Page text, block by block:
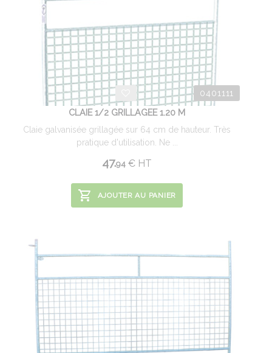
0401111
CLAIE 1/2 GRILLAGEE 1.20 M
Claie galvanisée grillagée sur 64 cm de hauteur. Très
pratique d'utilisation. Ne ...
47.94 € HT
AJOUTER AU PANIER